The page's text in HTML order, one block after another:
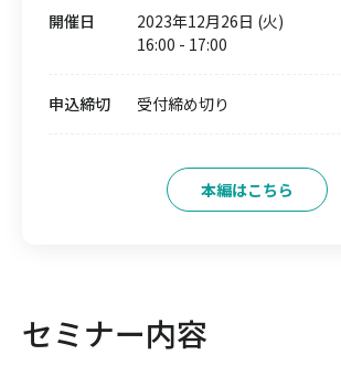
開催日
2023年12月26日 (火)
16:00 - 17:00
申込締切 受付締め切り
本編はこちら
セミナー内容